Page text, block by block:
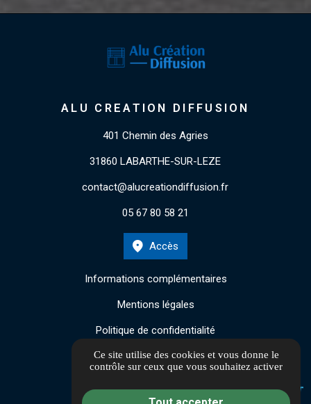
ALU CREATION DIFFUSION
401 Chemin des Agries
31860 LABARTHE-SUR-LEZE
contact@alucreationdiffusion.fr
05 67 80 58 21
Accès
Informations complémentaires
Mentions légales
Politique de confidentialité
Gestion des cookies
Ce site utilise des cookies et vous donne le
contrôle sur ceux que vous souhaitez activer